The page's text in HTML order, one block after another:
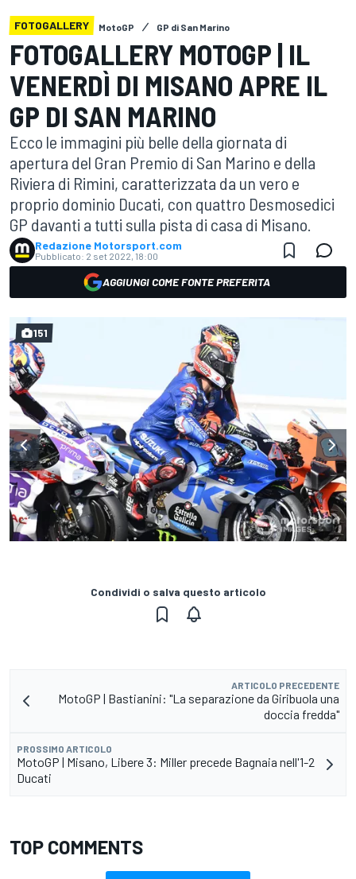
FOTOGALLERY MotoGP GP di San Marino
FOTOGALLERY MOTOGP | IL
VENERDÌ DI MISANO APRE IL
GP DI SAN MARINO
Ecco le immagini più belle della giornata di
apertura del Gran Premio di San Marino e della
Riviera di Rimini, caratterizzata da un vero e
proprio dominio Ducati, con quattro Desmosedici
GP davanti a tutti sulla pista di casa di Misano.
Redazione Motorsport.com
Pubblicato: 2 set 2022, 18:00
AGGIUNGI COME FONTE PREFERITA
151
Condividi o salva questo articolo
ARTICOLO PRECEDENTE
MotoGP | Bastianini: "La separazione da Giribuola una
doccia fredda"
PROSSIMO ARTICOLO
MotoGP | Misano, Libere 3: Miller precede Bagnaia nell'1-2
Ducati
TOP COMMENTS